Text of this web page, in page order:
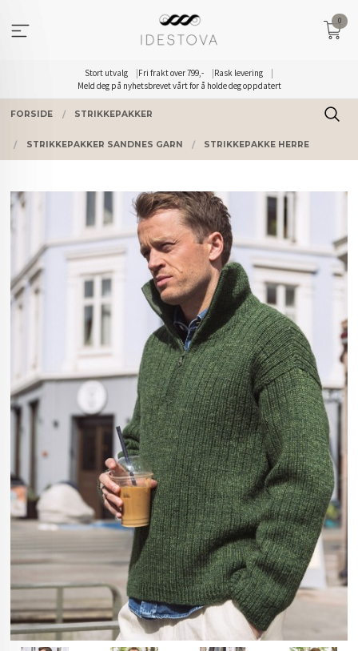
innholdet
Stort utvalg Fri frakt over 799,-
Rask levering
Meld deg på nyhetsbrevet vårt for å holde deg oppdatert
0
FORSIDE STRIKKEPAKKER
STRIKKEPAKKER SANDNES GARN STRIKKEPAKKE HERRE